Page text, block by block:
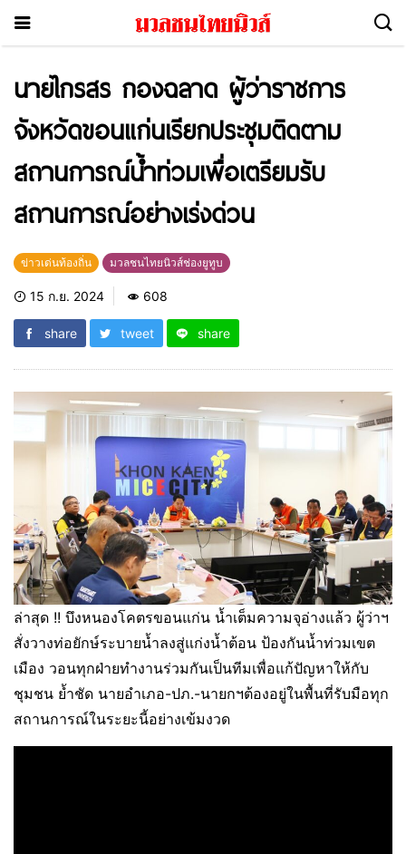
นายไกรสร กองฉลาด ผู้ว่าราชการ
จังหวัดขอนแก่นเรียกประชุมติดตาม
สถานการณ์น้ำท่วมเพื่อเตรียมรับ
สถานการณ์อย่างเร่งด่วน
ข่าวเด่นท้องถิ่น มวลชนไทยนิวส์ช่องยูทูบ
15 ก.ย. 2024 608
share tweet share
ล่าสุด !! บึงหนองโคตรขอนแก่น น้ำเต็มความจุอ่างแล้ว ผู้ว่าฯ
สั่งวางท่อยักษ์ระบายน้ำลงสู่แก่งน้ำต้อน ป้องกันน้ำท่วมเขต
เมือง วอนทุกฝ่ายทำงานร่วมกันเป็นทีมเพื่อแก้ปัญหาให้กับ
ชุมชน ย้ำชัด นายอำเภอ-ปภ.-นายกฯต้องอยู่ในพื้นที่รับมือทุก
สถานการณ์ในระยะนี้อย่างเข้มงวด